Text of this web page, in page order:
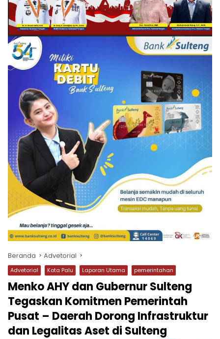
Beranda Advetorial
Advetorial Kota Palu Laporan Utama pemerintahan
Menko AHY dan Gubernur Sulteng
Tegaskan Komitmen Pemerintah
Pusat – Daerah Dorong Infrastruktur
dan Legalitas Aset di Sulteng